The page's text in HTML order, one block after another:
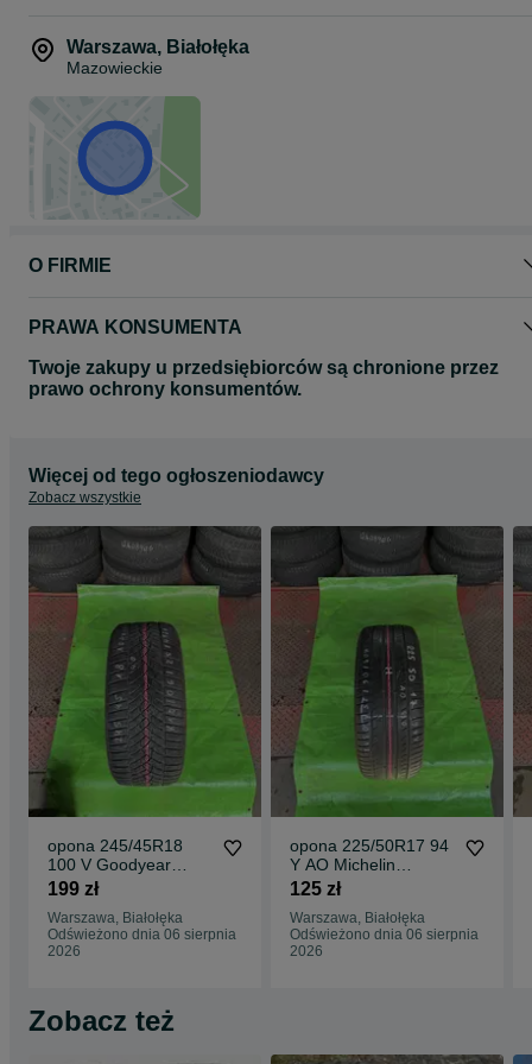
Warszawa, Białołęka
Mazowieckie
O FIRMIE
PRAWA KONSUMENTA
Twoje zakupy u przedsiębiorców są chronione przez
prawo ochrony konsumentów.
Więcej od tego ogłoszeniodawcy
Zobacz wszystkie
opona 245/45R18
100 V Goodyear
UltraGrip
199 zł
Warszawa, Białołęka
Odświeżono dnia 06 sierpnia
2026
opona 225/50R17 94
Y AO Michelin
Primacy HP
125 zł
Warszawa, Białołęka
Odświeżono dnia 06 sierpnia
2026
Zobacz też